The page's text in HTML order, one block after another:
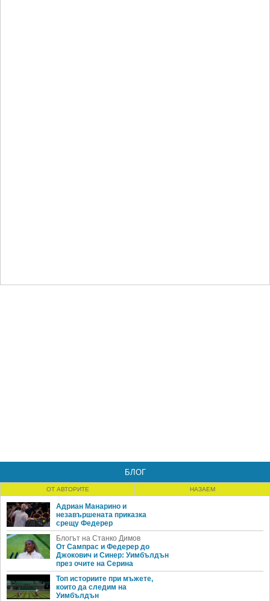
БЛОГ
ОТ АВТОРИТЕ НАЗАЕМ
Адриан Манарино и
незавършената приказка
срещу Федерер
Блогът на Станко Димов
От Сампрас и Федерер до
Джокович и Синер: Уимбълдън
през очите на Серина
Топ историите при мъжете,
които да следим на
Уимбълдън